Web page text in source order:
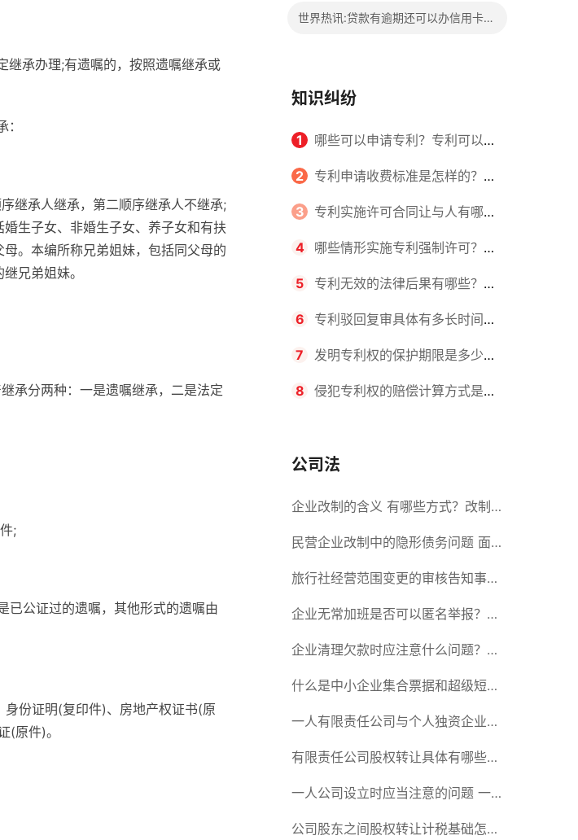
继承办理;有遗嘱的，按照遗嘱继承或
继承人继承，第二顺序继承人不继承;
生子女、非婚生子女、养子女和有扶
。本编所称兄弟姐妹，包括同父母的
兄弟姐妹。
承分两种：一是遗嘱继承，二是法定
;
已公证过的遗嘱，其他形式的遗嘱由
份证明(复印件)、房地产权证书(原
(原件)。
世界热讯:贷款有逾期还可以办信用卡
知识纠纷
1 哪些可以申请专利？专利可以同
时多个人一起申请吗？
2 专利申请收费标准是怎样的？申
请不同类型的专利所需要的钱不同
3 专利实施许可合同让与人有哪些
主要义务？专利实施许可合同与专利
许可合同有什么区别？
4 哪些情形实施专利强制许可？专
利强制许可的前提条件是什么？
5 专利无效的法律后果有哪些？专
利的无效情形有哪些？
6 专利驳回复审具体有多长时间？
哪些情况下专利申请可能被驳回？
7 发明专利权的保护期限是多少
年？非专利发明人是否有专利申请
8 侵犯专利权的赔偿计算方式是什
间？
公司法
企业改制的含义 有哪些方式？改制
后国企员工属于什么性质？
民营企业改制中的隐形债务问题 面
对隐形债务问题应该如何解决？
旅行社经营范围变更的审核告知事项
旅游业的发展现状和趋势
企业无常加班是否可以匿名举报？强
制加班公司没有加班费怎么办？
企业清理欠款时应注意什么问题？企
业短期借款需要注意哪些事项？
什么是中小企业集合票据和超级短期
融资券？一起来了解一下吧！
一人有限责任公司与个人独资企业的
区别 这些知识你都知道吗？
有限责任公司股权转让具体有哪些形
式？来了解下这五种形式
一人公司设立时应当注意的问题 一
人公司的特征
公司股东之间股权转让计税基础怎么